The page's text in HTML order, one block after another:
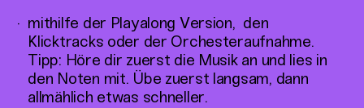
mithilfe der Playalong Version, den
Klicktracks oder der Orchesteraufnahme.
Tipp: Höre dir zuerst die Musik an und lies in
den Noten mit. Übe zuerst langsam, dann
allmählich etwas schneller.